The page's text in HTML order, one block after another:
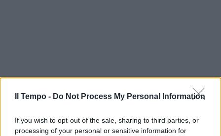
Il Tempo - Do Not Process My Personal Information
If you wish to opt-out of the sale, sharing to third parties, or
processing of your personal or sensitive information for